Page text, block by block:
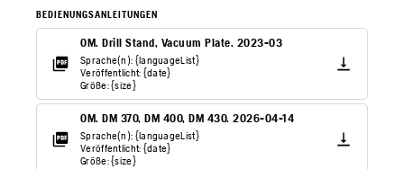
BEDIENUNGSANLEITUNGEN
OM. Drill Stand, Vacuum Plate. 2023-03
Sprache(n): {languageList}
Veröffentlicht: {date}
Größe: {size}
OM. DM 370, DM 400, DM 430. 2026-04-14
Sprache(n): {languageList}
Veröffentlicht: {date}
Größe: {size}